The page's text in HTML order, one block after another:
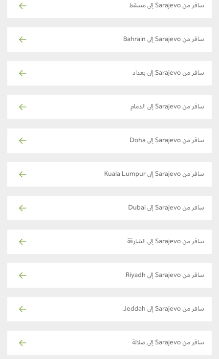
سافر من Sarajevo إلى مسقط
سافر من Sarajevo إلى Bahrain
سافر من Sarajevo إلى بغداد
سافر من Sarajevo إلى الدمام
سافر من Sarajevo إلى Doha
سافر من Sarajevo إلى Kuala Lumpur
سافر من Sarajevo إلى Dubai
سافر من Sarajevo إلى الشارقة
سافر من Sarajevo إلى Riyadh
سافر من Sarajevo إلى Jeddah
سافر من Sarajevo إلى صلالة